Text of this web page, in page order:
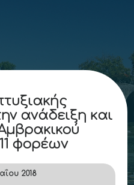
ανάδειξη και
φορέων
2018